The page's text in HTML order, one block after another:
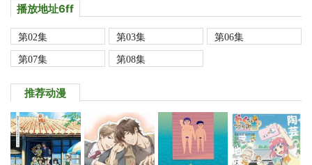
播放地址6ff
第02集 第03集
第06集
第07集
第08集
推荐动漫